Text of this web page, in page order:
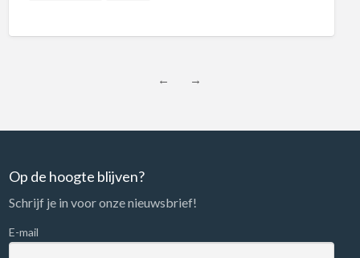
← →
Op de hoogte blijven?
Schrijf je in voor onze nieuwsbrief!
E-mail